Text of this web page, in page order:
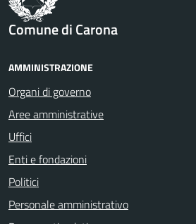
Comune di Carona
AMMINISTRAZIONE
Organi di governo
Aree amministrative
Uffici
Enti e fondazioni
Politici
Personale amministrativo